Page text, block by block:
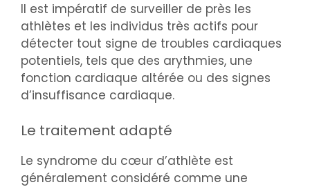
Il est impératif de surveiller de près les
athlètes et les individus très actifs pour
détecter tout signe de troubles cardiaques
potentiels, tels que des arythmies, une
fonction cardiaque altérée ou des signes
d’insuffisance cardiaque.
Le traitement adapté
Le syndrome du cœur d’athlète est
généralement considéré comme une